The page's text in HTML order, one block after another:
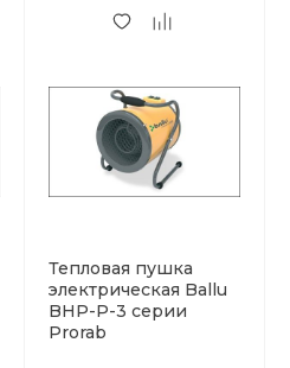
Тепловая пушка
электрическая Ballu
BHP-P-3 серии
Prorab